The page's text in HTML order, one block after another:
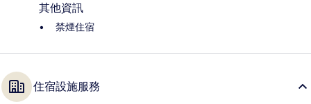
其他資訊
禁煙住宿
住宿設施服務